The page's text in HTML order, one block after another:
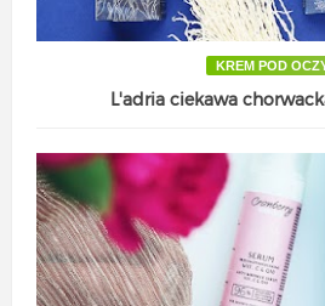
KREM POD
L'adria ciekawa